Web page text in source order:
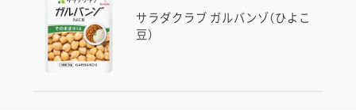
サラダクラブ ガルバンゾ（ひよこ
豆）